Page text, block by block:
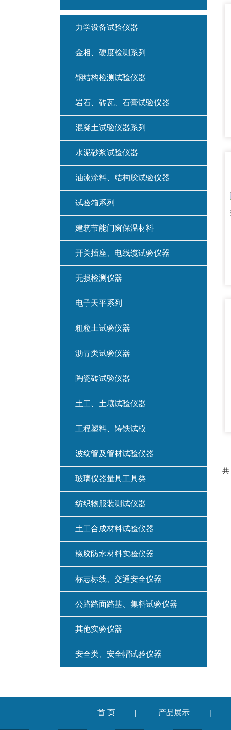
共
力学设备试验仪器
金相、硬度检测系列
钢结构检测试验仪器
岩石、砖瓦、石膏试验仪器
混凝土试验仪器系列
水泥砂浆试验仪器
油漆涂料、结构胶试验仪器
试验箱系列
建筑节能门窗保温材料
开关插座、电线缆试验仪器
无损检测仪器
电子天平系列
粗粒土试验仪器
沥青类试验仪器
陶瓷砖试验仪器
土工、土壤试验仪器
工程塑料、铸铁试模
波纹管及管材试验仪器
玻璃仪器量具工具类
纺织物服装测试仪器
土工合成材料试验仪器
橡胶防水材料实验仪器
标志标线、交通安全仪器
公路路面路基、集料试验仪器
其他实验仪器
安全类、安全帽试验仪器
首 页 | 产品展示 |